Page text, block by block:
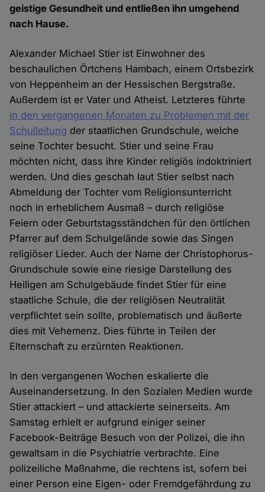
geistige Gesundheit und entließen ihn umgehend
nach Hause.
Alexander Michael Stier ist Einwohner des
beschaulichen Örtchens Hambach, einem Ortsbezirk
von Heppenheim an der Hessischen Bergstraße.
Außerdem ist er Vater und Atheist. Letzteres führte
in den vergangenen Monaten zu Problemen mit der
Schulleitung der staatlichen Grundschule, welche
seine Tochter besucht. Stier und seine Frau
möchten nicht, dass ihre Kinder religiös indoktriniert
werden. Und dies geschah laut Stier selbst nach
Abmeldung der Tochter vom Religionsunterricht
noch in erheblichem Ausmaß – durch religiöse
Feiern oder Geburtstagsständchen für den örtlichen
Pfarrer auf dem Schulgelände sowie das Singen
religiöser Lieder. Auch der Name der Christophorus-
Grundschule sowie eine riesige Darstellung des
Heiligen am Schulgebäude findet Stier für eine
staatliche Schule, die der religiösen Neutralität
verpflichtet sein sollte, problematisch und äußerte
dies mit Vehemenz. Dies führte in Teilen der
Elternschaft zu erzürnten Reaktionen.
In den vergangenen Wochen eskalierte die
Auseinandersetzung. In den Sozialen Medien wurde
Stier attackiert – und attackierte seinerseits. Am
Samstag erhielt er aufgrund einiger seiner
Facebook-Beiträge Besuch von der Polizei, die ihn
gewaltsam in die Psychiatrie verbrachte. Eine
polizeiliche Maßnahme, die rechtens ist, sofern bei
einer Person eine Eigen- oder Fremdgefährdung zu